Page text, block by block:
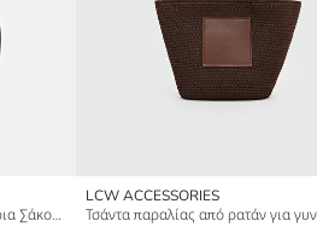
Playstation Εκτυπωμένο για αγόρια Σάκος πλάτης
LCW ACCESSORIES
Τσάντα παραλίας από ρατάν για